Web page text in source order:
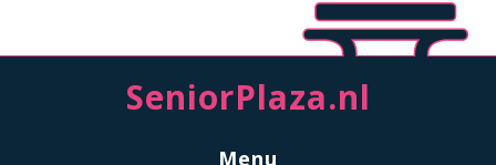
SeniorPlaza.nl
Menu